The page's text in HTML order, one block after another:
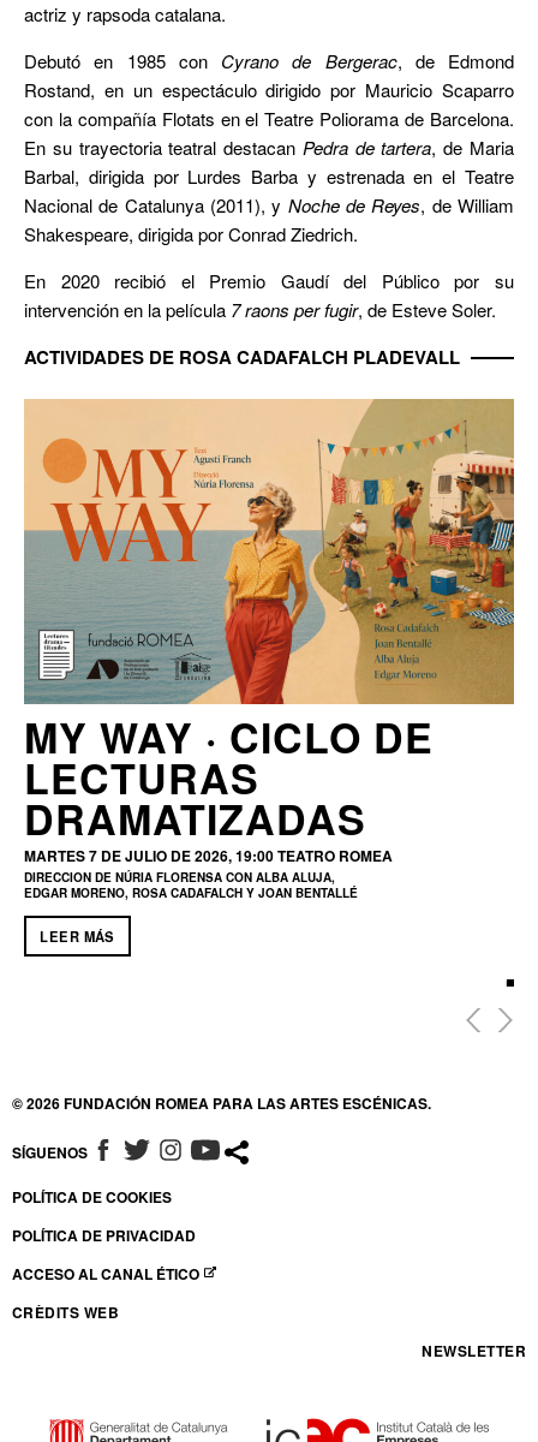
actriz y rapsoda catalana.
Debutó en 1985 con Cyrano de Bergerac, de Edmond
Rostand, en un espectáculo dirigido por Mauricio Scaparro
con la compañía Flotats en el Teatre Poliorama de Barcelona.
En su trayectoria teatral destacan Pedra de tartera, de Maria
Barbal, dirigida por Lurdes Barba y estrenada en el Teatre
Nacional de Catalunya (2011), y Noche de Reyes, de William
Shakespeare, dirigida por Conrad Ziedrich.
En 2020 recibió el Premio Gaudí del Público por su
intervención en la película 7 raons per fugir, de Esteve Soler.
ACTIVIDADES DE ROSA CADAFALCH PLADEVALL
MY WAY · CICLO DE
LECTURAS
DRAMATIZADAS
MARTES 7 DE JULIO DE 2026, 19:00TEATRO ROMEA
DIRECCION DE NÚRIA FLORENSA CON ALBA ALUJA,
EDGAR MORENO, ROSA CADAFALCH Y JOAN BENTALLÉ
LEER MÁS
© 2026 FUNDACIÓN ROMEA PARA LAS ARTES ESCÉNICAS.
SÍGUENOS ABRE EN NUEVA VENTANA
ABRE EN NUEVA VENTANA
ABRE EN NUEVA VENTANA
ABRE EN NUEVA VENTANA
POLÍTICA DE COOKIES
POLÍTICA DE PRIVACIDAD
ACCESO AL CANAL ÉTICO
ABRE EN NUEVA VENTANA
CRÈDITS WEB
NEWSLETTER